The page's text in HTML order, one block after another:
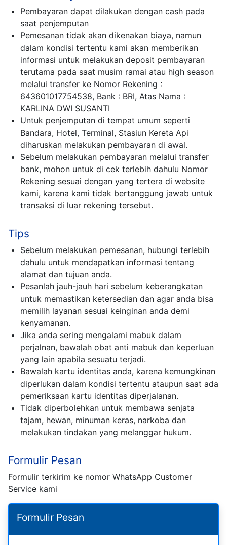
Pembayaran dapat dilakukan dengan cash pada
saat penjemputan
Pemesanan tidak akan dikenakan biaya, namun
dalam kondisi tertentu kami akan memberikan
informasi untuk melakukan deposit pembayaran
terutama pada saat musim ramai atau high season
melalui transfer ke Nomor Rekening :
643601017754538, Bank : BRI, Atas Nama :
KARLINA DWI SUSANTI
Untuk penjemputan di tempat umum seperti
Bandara, Hotel, Terminal, Stasiun Kereta Api
diharuskan melakukan pembayaran di awal.
Sebelum melakukan pembayaran melalui transfer
bank, mohon untuk di cek terlebih dahulu Nomor
Rekening sesuai dengan yang tertera di website
kami, karena kami tidak bertanggung jawab untuk
transaksi di luar rekening tersebut.
Tips
Sebelum melakukan pemesanan, hubungi terlebih
dahulu untuk mendapatkan informasi tentang
alamat dan tujuan anda.
Pesanlah jauh-jauh hari sebelum keberangkatan
untuk memastikan ketersedian dan agar anda bisa
memilih layanan sesuai keinginan anda demi
kenyamanan.
Jika anda sering mengalami mabuk dalam
perjalnan, bawalah obat anti mabuk dan keperluan
yang lain apabila sesuatu terjadi.
Bawalah kartu identitas anda, karena kemungkinan
diperlukan dalam kondisi tertentu ataupun saat ada
pemeriksaan kartu identitas diperjalanan.
Tidak diperbolehkan untuk membawa senjata
tajam, hewan, minuman keras, narkoba dan
melakukan tindakan yang melanggar hukum.
Formulir Pesan
Formulir terkirim ke nomor WhatsApp Customer
Service kami
Formulir Pesan